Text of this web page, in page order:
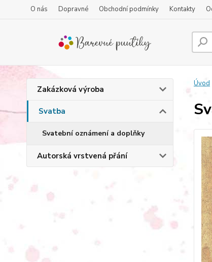
O nás Dopravné Obchodní podmínky Kontakty
Zakázková výroba
Svatba
Svatební oznámení a doplňky
Autorská vrstvená přání
Úvod